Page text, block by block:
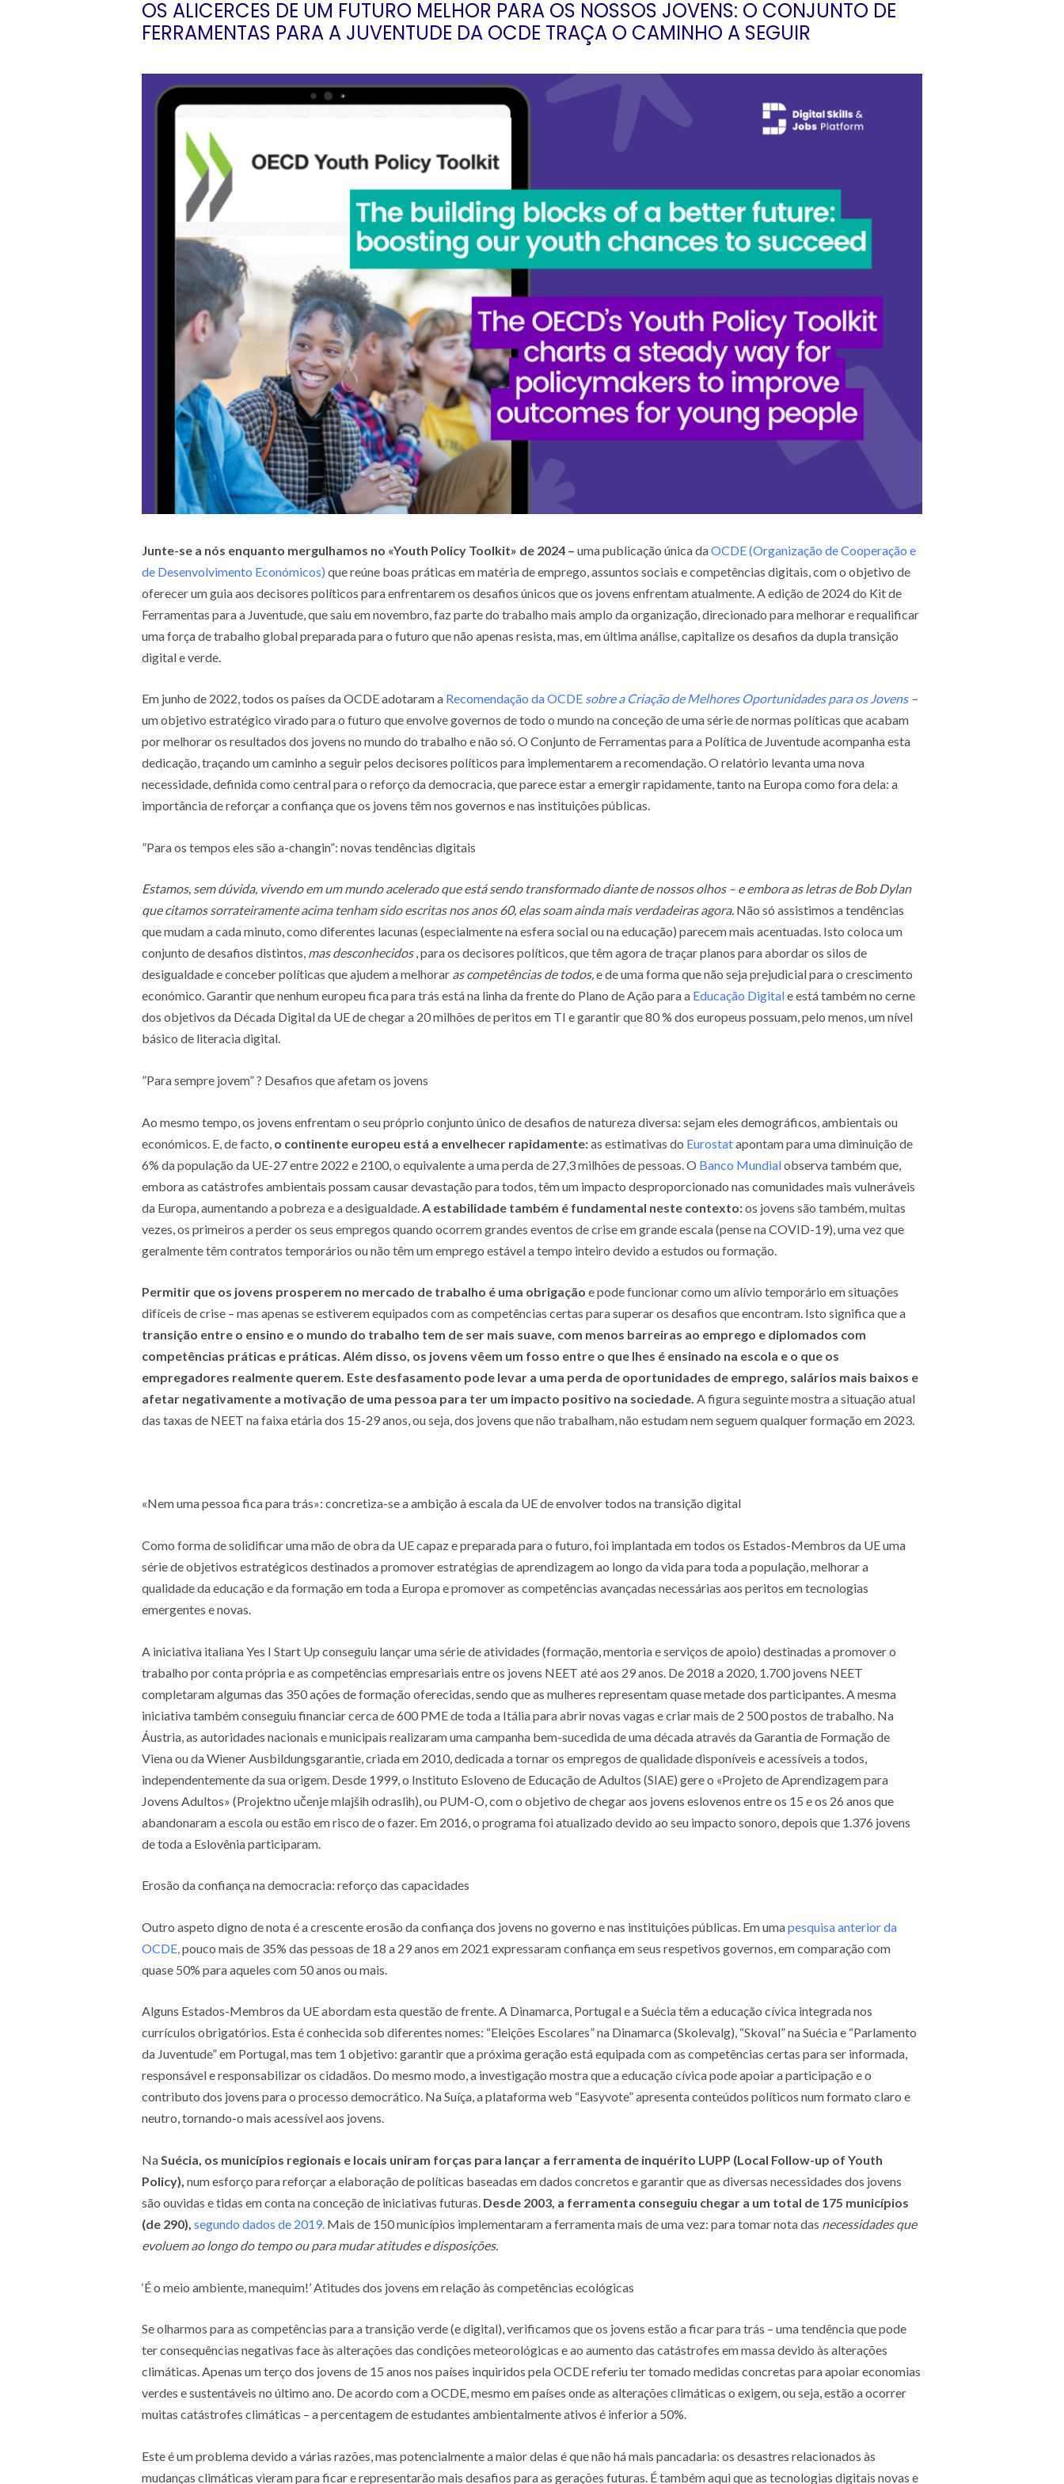
OS ALICERCES DE UM FUTURO MELHOR PARA OS NOSSOS JOVENS: O CONJUNTO DE
FERRAMENTAS PARA A JUVENTUDE DA OCDE TRAÇA O CAMINHO A SEGUIR
Junte-se a nós enquanto mergulhamos no «Youth Policy Toolkit» de 2024 – uma publicação única daOCDE (Organização de Cooperação e
de Desenvolvimento Económicos) que reúne boas práticas em matéria de emprego, assuntos sociais e competências digitais, com o objetivo de
oferecer um guia aos decisores políticos para enfrentarem os desafios únicos que os jovens enfrentam atualmente. A edição de 2024 do Kit de
Ferramentas para a Juventude, que saiu em novembro, faz parte do trabalho mais amplo da organização, direcionado para melhorar e requalificar
uma força de trabalho global preparada para o futuro que não apenas resista, mas, em última análise, capitalize os desafios da dupla transição
digital e verde.
Em junho de 2022, todos os países da OCDE adotaram a Recomendação da OCDE sobre a Criação de Melhores Oportunidades para os Jovens –
um objetivo estratégico virado para o futuro que envolve governos de todo o mundo na conceção de uma série de normas políticas que acabam
por melhorar os resultados dos jovens no mundo do trabalho e não só. O Conjunto de Ferramentas para a Política de Juventude acompanha esta
dedicação, traçando um caminho a seguir pelos decisores políticos para implementarem a recomendação. O relatório levanta uma nova
necessidade, definida como central para o reforço da democracia, que parece estar a emergir rapidamente, tanto na Europa como fora dela: a
importância de reforçar a confiança que os jovens têm nos governos e nas instituições públicas.
”Para os tempos eles são a-changin”: novas tendências digitais
Estamos, sem dúvida, vivendo em um mundo acelerado que está sendo transformado diante de nossos olhos – e embora as letras de Bob Dylan
que citamos sorrateiramente acima tenham sido escritas nos anos 60, elas soam ainda mais verdadeiras agora.Não só assistimos a tendências
que mudam a cada minuto, como diferentes lacunas (especialmente na esfera social ou na educação) parecem mais acentuadas. Isto coloca um
conjunto de desafios distintos, mas desconhecidos, para os decisores políticos, que têm agora de traçar planos para abordar os silos de
desigualdade e conceber políticas que ajudem a melhorar as competências de todos,e de uma forma que não seja prejudicial para o crescimento
económico. Garantir que nenhum europeu fica para trás está na linha da frente do Plano de Ação para a Educação Digitale está também no cerne
dos objetivos da Década Digital da UE de chegar a 20 milhões de peritos em TI e garantir que 80 % dos europeus possuam, pelo menos, um nível
básico de literacia digital.
”Para sempre jovem” ? Desafios que afetam os jovens
Ao mesmo tempo, os jovens enfrentam o seu próprio conjunto único de desafios de natureza diversa: sejam eles demográficos, ambientais ou
económicos. E, de facto, o continente europeu está a envelhecer rapidamente:as estimativas do Eurostatapontam para uma diminuição de
6% da população da UE-27 entre 2022 e 2100, o equivalente a uma perda de 27,3 milhões de pessoas. O Banco Mundialobserva também que,
embora as catástrofes ambientais possam causar devastação para todos, têm um impacto desproporcionado nas comunidades mais vulneráveis
da Europa, aumentando a pobreza e a desigualdade. A estabilidade também é fundamental neste contexto:os jovens são também, muitas
vezes, os primeiros a perder os seus empregos quando ocorrem grandes eventos de crise em grande escala (pense na COVID-19), uma vez que
geralmente têm contratos temporários ou não têm um emprego estável a tempo inteiro devido a estudos ou formação.
Permitir que os jovens prosperem no mercado de trabalho é uma obrigação e pode funcionar como um alívio temporário em situações
difíceis de crise – mas apenas se estiverem equipados com as competências certas para superar os desafios que encontram. Isto significa que a
transição entre o ensino e o mundo do trabalho tem de ser mais suave, com menos barreiras ao emprego e diplomados com
competências práticas e práticas. Além disso, os jovens vêem um fosso entre o que lhes é ensinado na escola e o que os
empregadores realmente querem. Este desfasamento pode levar a uma perda de oportunidades de emprego, salários mais baixos e
afetar negativamente a motivação de uma pessoa para ter um impacto positivo na sociedade. A figura seguinte mostra a situação atual
das taxas de NEET na faixa etária dos 15-29 anos, ou seja, dos jovens que não trabalham, não estudam nem seguem qualquer formação em 2023.
«Nem uma pessoa fica para trás»: concretiza-se a ambição à escala da UE de envolver todos na transição digital
Como forma de solidificar uma mão de obra da UE capaz e preparada para o futuro, foi implantada em todos os Estados-Membros da UE uma
série de objetivos estratégicos destinados a promover estratégias de aprendizagem ao longo da vida para toda a população, melhorar a
qualidade da educação e da formação em toda a Europa e promover as competências avançadas necessárias aos peritos em tecnologias
emergentes e novas.
A iniciativa italiana Yes I Start Up conseguiu lançar uma série de atividades (formação, mentoria e serviços de apoio) destinadas a promover o
trabalho por conta própria e as competências empresariais entre os jovens NEET até aos 29 anos. De 2018 a 2020, 1.700 jovens NEET
completaram algumas das 350 ações de formação oferecidas, sendo que as mulheres representam quase metade dos participantes. A mesma
iniciativa também conseguiu financiar cerca de 600 PME de toda a Itália para abrir novas vagas e criar mais de 2 500 postos de trabalho. Na
Áustria, as autoridades nacionais e municipais realizaram uma campanha bem-sucedida de uma década através da Garantia de Formação de
Viena ou da Wiener Ausbildungsgarantie, criada em 2010, dedicada a tornar os empregos de qualidade disponíveis e acessíveis a todos,
independentemente da sua origem. Desde 1999, o Instituto Esloveno de Educação de Adultos (SIAE) gere o «Projeto de Aprendizagem para
Jovens Adultos» (Projektno učenje mlajših odraslih), ou PUM-O, com o objetivo de chegar aos jovens eslovenos entre os 15 e os 26 anos que
abandonaram a escola ou estão em risco de o fazer. Em 2016, o programa foi atualizado devido ao seu impacto sonoro, depois que 1.376 jovens
de toda a Eslovênia participaram.
Erosão da confiança na democracia: reforço das capacidades
Outro aspeto digno de nota é a crescente erosão da confiança dos jovens no governo e nas instituições públicas. Em umapesquisa anterior da
OCDE,pouco mais de 35% das pessoas de 18 a 29 anos em 2021 expressaram confiança em seus respetivos governos, em comparação com
quase 50% para aqueles com 50 anos ou mais.
Alguns Estados-Membros da UE abordam esta questão de frente. A Dinamarca, Portugal e a Suécia têm a educação cívica integrada nos
currículos obrigatórios. Esta é conhecida sob diferentes nomes: “Eleições Escolares” na Dinamarca (Skolevalg), “Skoval” na Suécia e “Parlamento
da Juventude” em Portugal, mas tem 1 objetivo: garantir que a próxima geração está equipada com as competências certas para ser informada,
responsável e responsabilizar os cidadãos. Do mesmo modo, a investigação mostra que a educação cívica pode apoiar a participação e o
contributo dos jovens para o processo democrático. Na Suíça, a plataforma web “Easyvote” apresenta conteúdos políticos num formato claro e
neutro, tornando-o mais acessível aos jovens.
NaSuécia, os municípios regionais e locais uniram forças para lançar a ferramenta de inquérito LUPP (Local Follow-up of Youth
Policy), num esforço para reforçar a elaboração de políticas baseadas em dados concretos e garantir que as diversas necessidades dos jovens
são ouvidas e tidas em conta na conceção de iniciativas futuras. Desde 2003, a ferramenta conseguiu chegar a um total de 175 municípios
(de 290), segundo dados de 2019. Mais de 150 municípios implementaram a ferramenta mais de uma vez: para tomar nota das necessidades que
evoluem ao longo do tempo ou para mudar atitudes e disposições.
‘É o meio ambiente, manequim!’ Atitudes dos jovens em relação às competências ecológicas
Se olharmos para as competências para a transição verde (e digital), verificamos que os jovens estão a ficar para trás – uma tendência que pode
ter consequências negativas face às alterações das condições meteorológicas e ao aumento das catástrofes em massa devido às alterações
climáticas. Apenas um terço dos jovens de 15 anos nos países inquiridos pela OCDE referiu ter tomado medidas concretas para apoiar economias
verdes e sustentáveis no último ano. De acordo com a OCDE, mesmo em países onde as alterações climáticas o exigem, ou seja, estão a ocorrer
muitas catástrofes climáticas – a percentagem de estudantes ambientalmente ativos é inferior a 50%.
Este é um problema devido a várias razões, mas potencialmente a maior delas é que não há mais pancadaria: os desastres relacionados às
mudanças climáticas vieram para ficar e representarão mais desafios para as gerações futuras. É também aqui que as tecnologias digitais novas e